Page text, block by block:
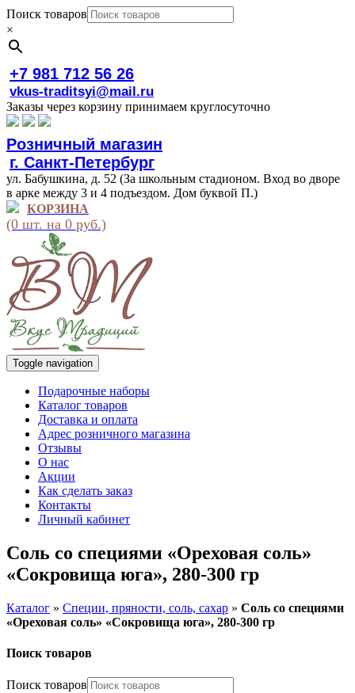
Поиск товаров
×
+7 981 712 56 26
vkus-traditsyi@mail.ru
Заказы через корзину принимаем круглосуточно
Розничный магазин
г. Санкт-Петербург
ул. Бабушкина, д. 52 (За школьным стадионом. Вход во дворе
в арке между 3 и 4 подъездом. Дом буквой П.)
КОРЗИНА
(0 шт. на 0 руб.)
Toggle navigation
Подарочные наборы
Каталог товаров
Доставка и оплата
Адрес розничного магазина
Отзывы
О нас
Акции
Как сделать заказ
Контакты
Личный кабинет
Соль со специями «Ореховая соль»
«Сокровища юга», 280-300 гр
Каталог » Специи, пряности, соль, сахар » Соль со специями
«Ореховая соль» «Сокровища юга», 280-300 гр
Поиск товаров
Поиск товаров